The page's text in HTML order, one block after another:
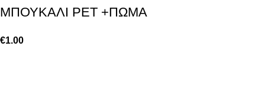
ΜΠΟΥΚΑΛΙ PET +ΠΩΜΑ
€1.00